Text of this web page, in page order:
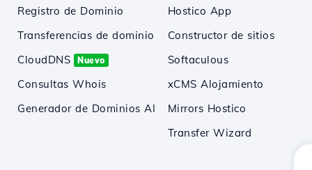
Registro de Dominio
Transferencias de dominio
CloudDNS
Nuevo
Consultas Whois
Generador de Dominios AI
Hostico App
Constructor de sitios
Softaculous
xCMS Alojamiento
Mirrors Hostico
Transfer Wizard